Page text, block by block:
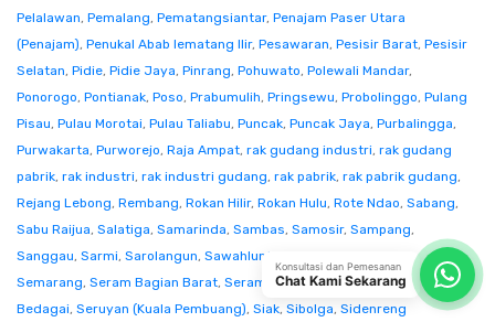
Pelalawan, Pemalang, Pematangsiantar, Penajam Paser Utara
(Penajam), Penukal Abab lematang Ilir, Pesawaran, Pesisir Barat, Pesisir
Selatan, Pidie, Pidie Jaya, Pinrang, Pohuwato, Polewali Mandar,
Ponorogo, Pontianak, Poso, Prabumulih, Pringsewu, Probolinggo, Pulang
Pisau, Pulau Morotai, Pulau Taliabu, Puncak, Puncak Jaya, Purbalingga,
Purwakarta, Purworejo, Raja Ampat, rak gudang industri, rak gudang
pabrik, rak industri, rak industri gudang, rak pabrik, rak pabrik gudang,
Rejang Lebong, Rembang, Rokan Hilir, Rokan Hulu, Rote Ndao, Sabang,
Sabu Raijua, Salatiga, Samarinda, Sambas, Samosir, Sampang,
Sanggau, Sarmi, Sarolangun, Sawahlunto
Semarang, Seram Bagian Barat, Seram Bagian Timur,Serang Serdang
Bedagai, Seruyan (Kuala Pembuang), Siak, Sibolga, Sidenreng
Konsultasi dan Pemesanan
Chat Kami Sekarang